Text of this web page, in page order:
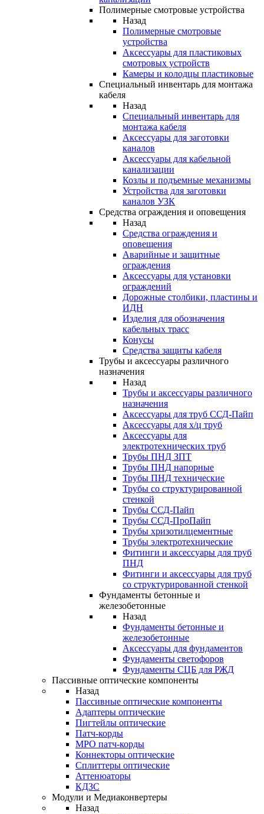
Полимерные смотровые устройства
Назад
Полимерные смотровые
устройства
Аксессуары для пластиковых
смотровых устройств
Камеры и колодцы пластиковые
Специальный инвентарь для монтажа
кабеля
Назад
Специальный инвентарь для
монтажа кабеля
Аксессуары для заготовки
каналов
Аксессуары для кабельной
канализации
Козлы и подъемные механизмы
Устройства для заготовки
каналов УЗК
Средства ограждения и оповещения
Назад
Средства ограждения и
оповещения
Аварийные и защитные
ограждения
Аксессуары для установки
ограждений
Дорожные столбики, пластины и
ИДН
Изделия для обозначения
кабельных трасс
Конусы
Средства защиты кабеля
Трубы и аксессуары различного
назначения
Назад
Трубы и аксессуары различного
назначения
Аксессуары для труб ССД-Пайп
Аксессуары для х/ц труб
Аксессуары для
электротехнических труб
Трубы ПНД ЗПТ
Трубы ПНД напорные
Трубы ПНД технические
Трубы со структурированной
стенкой
Трубы ССД-Пайп
Трубы ССД-ПроПайп
Трубы хризотилцементные
Трубы электротехнические
Фитинги и аксессуары для труб
ПНД
Фитинги и аксессуары для труб
со структурированной стенкой
Фундаменты бетонные и
железобетонные
Назад
Фундаменты бетонные и
железобетонные
Аксессуары для фундаментов
Фундаменты светофоров
Фундаменты СЦБ для РЖД
Пассивные оптические компоненты
Назад
Пассивные оптические компоненты
Адаптеры оптические
Пигтейлы оптические
Патч-корды
MPO патч-корды
Коннекторы оптические
Сплиттеры оптические
Аттенюаторы
КДЗС
Модули и Медиаконвертеры
Назад